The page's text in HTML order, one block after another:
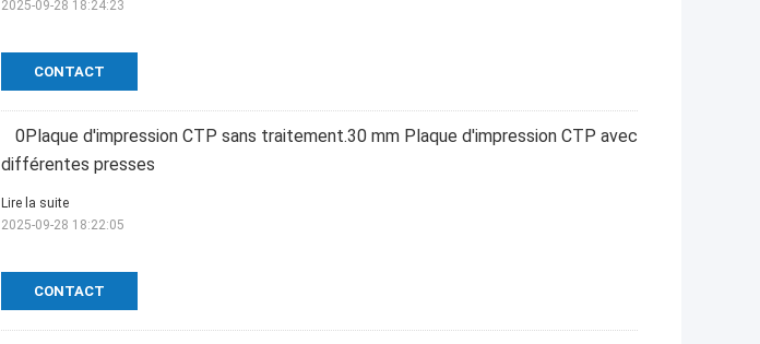
CONTACT
2025-09-28 18:24:23
0Plaque d'impression CTP sans traitement.30 mm Plaque d'impression CTP avec
différentes presses
CONTACT
Lire la suite
2025-09-28 18:22:05